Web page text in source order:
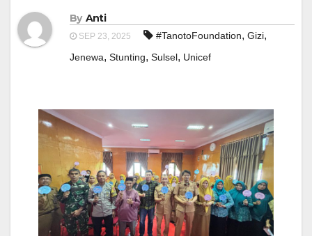
By Anti
SEP 23, 2025 #TanotoFoundation, Gizi,
Jenewa, Stunting, Sulsel, Unicef